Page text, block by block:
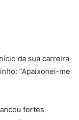
da sua carreira
“Apaixonei-me
fortes